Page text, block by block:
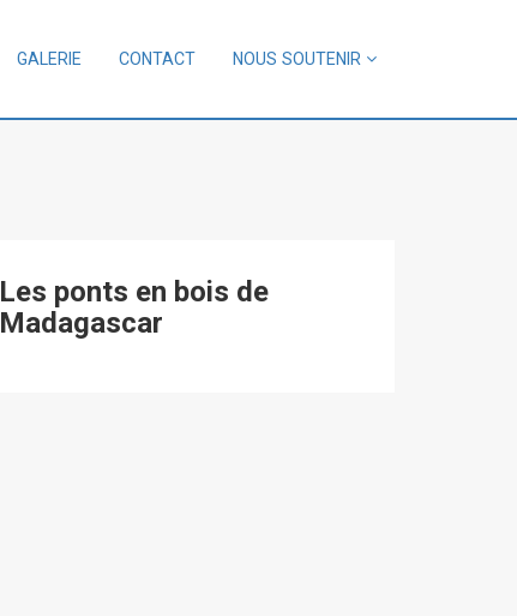
GALERIE CONTACT NOUS SOUTENIR
Les ponts en bois de
Madagascar